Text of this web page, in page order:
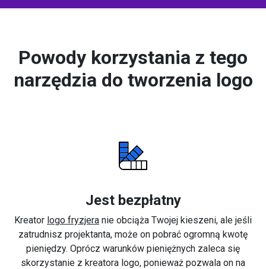
Powody korzystania z tego
narzędzia do tworzenia logo
Jest bezpłatny
Kreator logo fryzjera nie obciąża Twojej kieszeni, ale jeśli
zatrudnisz projektanta, może on pobrać ogromną kwotę
pieniędzy. Oprócz warunków pieniężnych zaleca się
skorzystanie z kreatora logo, ponieważ pozwala on na